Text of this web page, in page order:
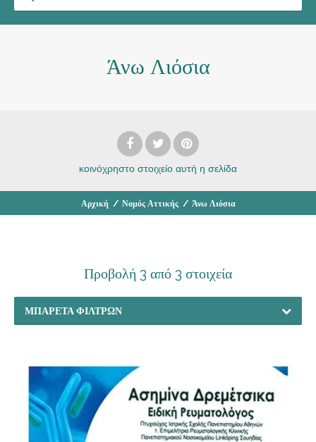
Άνω Λιόσια
κοινόχρηστο στοιχείο αυτή η σελίδα
Αρχική / Νομός Αττικής / Άνω Λιόσια
Προβολή 3 από 3 στοιχεία
ΜΠΑΡΈΤΑ ΦΊΛΤΡΩΝ